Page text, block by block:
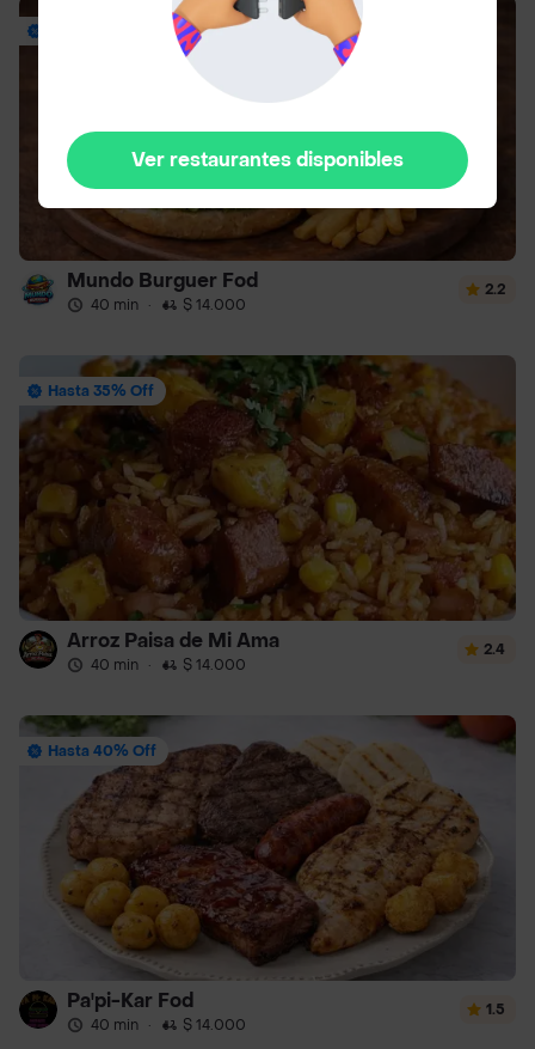
Mundo Burguer Fod
40 min · $ 14.000
2.2
Hasta 35% Off
Arroz Paisa de Mi Ama
40 min · $ 14.000
2.4
Hasta 40% Off
Pa'pi-Kar Fod
40 min · $ 14.000
1.5
Ver restaurantes disponibles